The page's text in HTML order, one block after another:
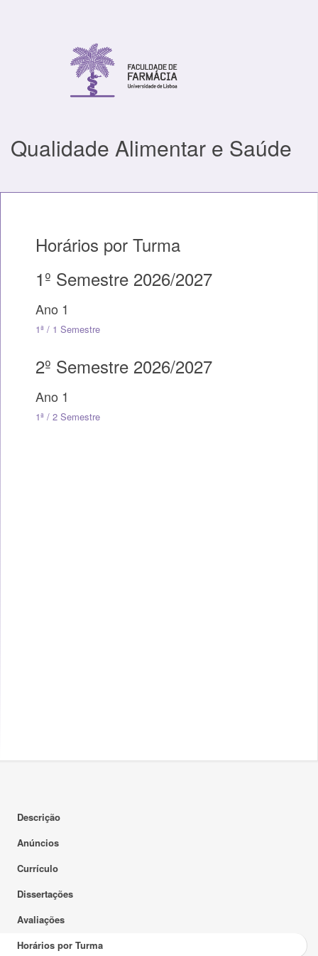
Qualidade Alimentar e Saúde
Horários por Turma
1º Semestre 2026/2027
Ano 1
1ª / 1 Semestre
2º Semestre 2026/2027
Ano 1
1ª / 2 Semestre
Descrição
Anúncios
Currículo
Dissertações
Avaliações
Horários por Turma